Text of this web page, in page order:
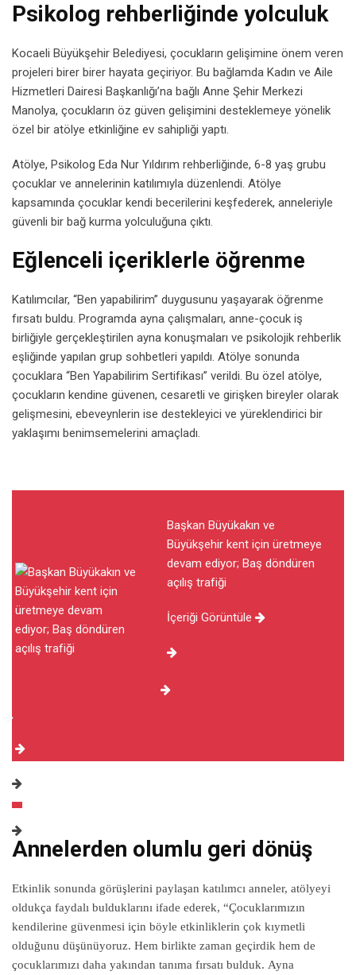
Psikolog rehberliğinde yolculuk
Kocaeli Büyükşehir Belediyesi, çocukların gelişimine önem veren
projeleri birer birer hayata geçiriyor. Bu bağlamda Kadın ve Aile
Hizmetleri Dairesi Başkanlığı’na bağlı Anne Şehir Merkezi
Manolya, çocukların öz güven gelişimini desteklemeye yönelik
özel bir atölye etkinliğine ev sahipliği yaptı.
Atölye, Psikolog Eda Nur Yıldırım rehberliğinde, 6-8 yaş grubu
çocuklar ve annelerinin katılımıyla düzenlendi. Atölye
kapsamında çocuklar kendi becerilerini keşfederek, anneleriyle
güvenli bir bağ kurma yolculuğuna çıktı.
Eğlenceli içeriklerle öğrenme
Katılımcılar, “Ben yapabilirim” duygusunu yaşayarak öğrenme
fırsatı buldu. Programda ayna çalışmaları, anne-çocuk iş
birliğiyle gerçekleştirilen ayna konuşmaları ve psikolojik rehberlik
eşliğinde yapılan grup sohbetleri yapıldı. Atölye sonunda
çocuklara “Ben Yapabilirim Sertifikası” verildi. Bu özel atölye,
çocukların kendine güvenen, cesaretli ve girişken bireyler olarak
gelişmesini, ebeveynlerin ise destekleyici ve yüreklendirici bir
yaklaşımı benimsemelerini amaçladı.
Başkan Büyükakın ve
Büyükşehir kent için üretmeye
devam ediyor; Baş döndüren
açılış trafiği
İçeriği Görüntüle
Annelerden olumlu geri dönüş
Etkinlik sonunda görüşlerini paylaşan katılımcı anneler, atölyeyi
oldukça faydalı bulduklarını ifade ederek, “Çocuklarımızın
kendilerine güvenmesi için böyle etkinliklerin çok kıymetli
olduğunu düşünüyoruz. Hem birlikte zaman geçirdik hem de
çocuklarımızı daha yakından tanıma fırsatı bulduk. Ayna